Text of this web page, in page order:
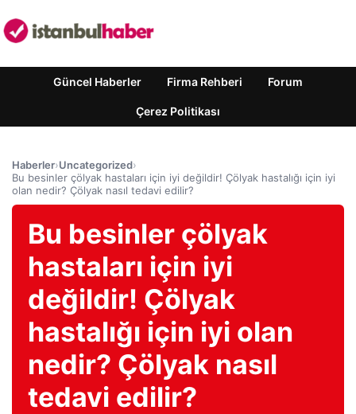
Güncel Haberler Firma Rehberi Forum
Çerez Politikası
Haberler›Uncategorized›
Bu besinler çölyak hastaları için iyi değildir! Çölyak hastalığı için iyi
olan nedir? Çölyak nasıl tedavi edilir?
Bu besinler çölyak
hastaları için iyi
değildir! Çölyak
hastalığı için iyi olan
nedir? Çölyak nasıl
tedavi edilir?